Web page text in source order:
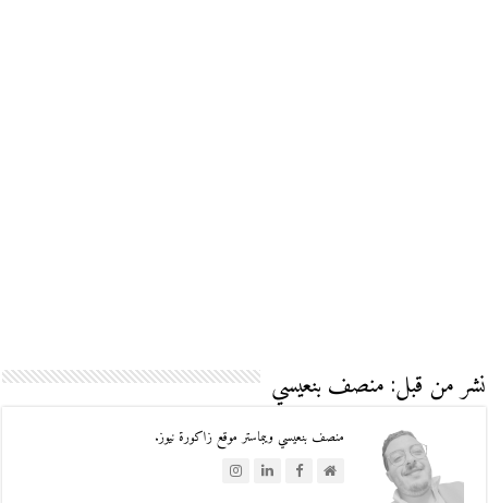
نشر من قبل: منصف بنعيسي
منصف بنعيسي ويبماستر موقع زاكورة نيوز.